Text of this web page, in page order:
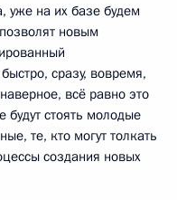
уже на их базе будем
новым
сразу, вовремя,
всё равно это
будут стоять молодые
те, кто могут толкать
создания новых